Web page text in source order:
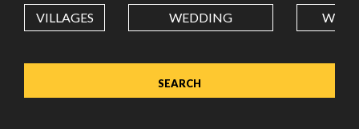
Value in decimal degrees. Use dot (.) as decimal separator.
VILLAGES WEDDING